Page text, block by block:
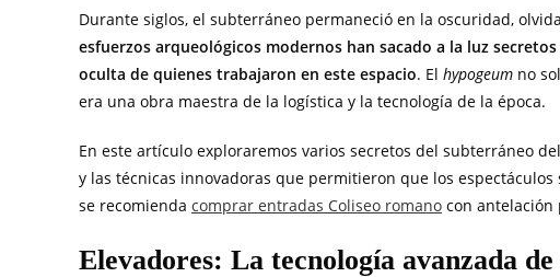
Durante siglos, el subterráneo permaneció en la oscuridad,
esfuerzos arqueológicos modernos han sacado a la luz
oculta de quienes trabajaron en este espacio. El hypogeum no
era una obra maestra de la logística y la tecnología de la época.
En este artículo exploraremos varios secretos del subterráneo
y las técnicas innovadoras que permitieron que los
se recomienda comprar entradas Coliseo romano con antelación
Elevadores: La tecnología avanzada